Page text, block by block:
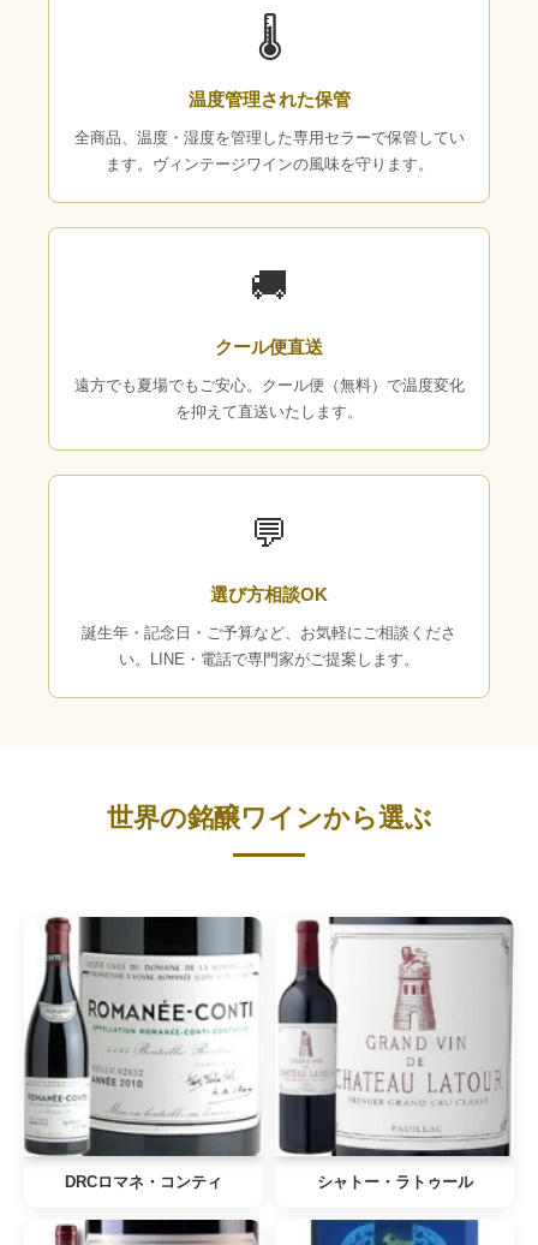
🌡
温度管理された保管
全商品、温度・湿度を管理した専用セラーで保管してい
ます。ヴィンテージワインの風味を守ります。
🚚
クール便直送
遠方でも夏場でもご安心。クール便（無料）で温度変化
を抑えて直送いたします。
💬
選び方相談OK
誕生年・記念日・ご予算など、お気軽にご相談くださ
い。LINE・電話で専門家がご提案します。
世界の銘醸ワインから選ぶ
DRCロマネ・コンティ シャトー・ラトゥール